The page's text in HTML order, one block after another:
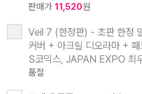
판매가 11,520원
Veil 7 (한정판) - 초판 한정
커버 + 아크릴 디오라마 +
S코믹스, JAPAN EXPO 최
품절